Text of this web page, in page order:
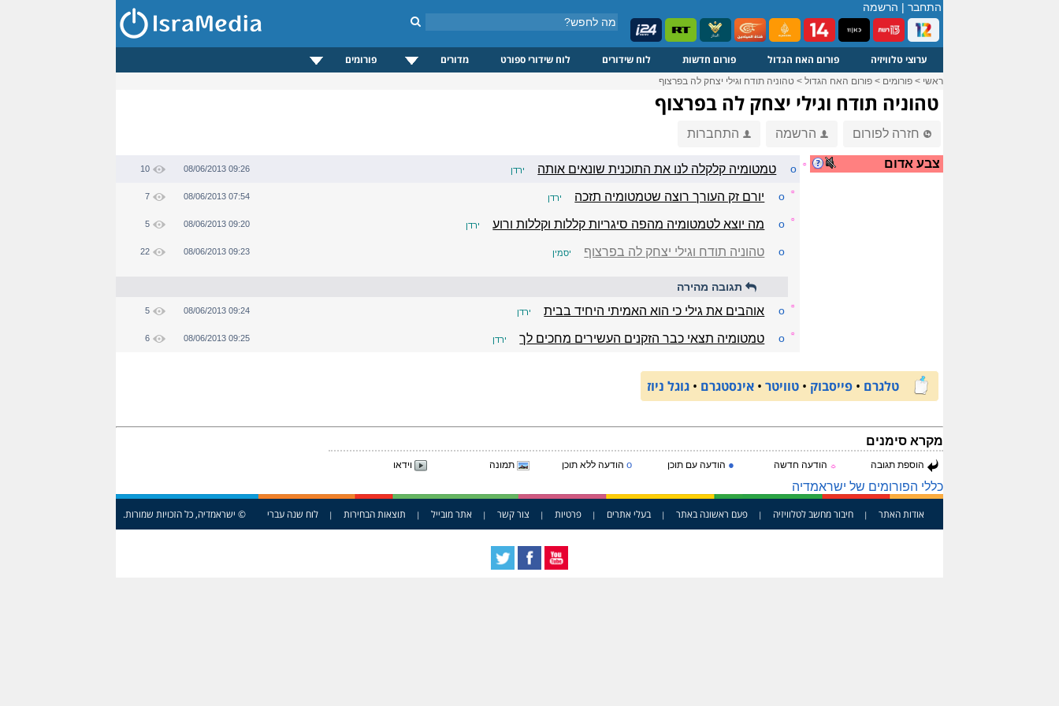
התחבר | הרשמה
ערוצי טלוויזיה פורום האח הגדול פורום חדשות לוח שידורים לוח שידורי ספורט מדורים פורומים
ראשי > פורומים > פורום האח הגדול > טהוניה תודח וגילי יצחק לה בפרצוף
טהוניה תודח וגילי יצחק לה בפרצוף
חזרה לפורום הרשמה התחברות
צבע אדום ☼
o טמטומיה קלקלה לנו את התוכנית שונאים אותה ירדן 08/06/2013 09:26
10
☼
o יורם זק העורך רוצה שטמטומיה תזכה ירדן 08/06/2013 07:54
7
☼
o מה יוצא לטמטומיה מהפה סיגריות קללות וקללות ורוע ירדן 08/06/2013 09:20
5
o טהוניה תודח וגילי יצחק לה בפרצוף יסמין 08/06/2013 09:23
22
תגובה מהירה
☼
o אוהבים את גילי כי הוא האמיתי היחיד בבית ירדן 08/06/2013 09:24
5
☼
o טמטומיה תצאי כבר הזקנים העשירים מחכים לך ירדן 08/06/2013 09:25
6
טלגרם • פייסבוק • טוויטר • אינסטגרם • גוגל ניוז
מקרא סימנים
הוספת תגובה ☼ הודעה חדשה ● הודעה עם תוכן o הודעה ללא תוכן תמונה וידאו
כללי הפורומים של ישראמדיה
© ישראמדיה, כל הזכויות שמורות. אודות האתר | חיבור מחשב לטלוויזיה | פעם ראשונה באתר | בעלי אתרים | פרטיות | צור קשר | אתר מובייל | תוצאות הבחירות | לוח שנה עברי